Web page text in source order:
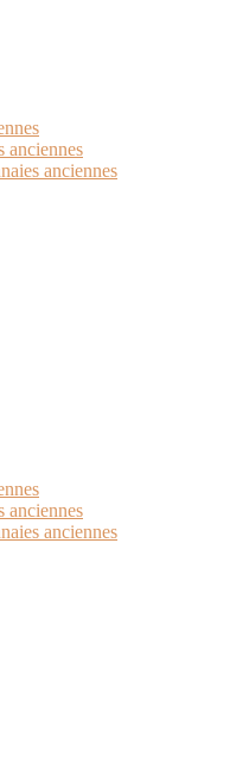
anciennes
anciennes
anciennes
anciennes